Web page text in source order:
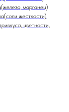
марганец)
жесткости)
цветности,